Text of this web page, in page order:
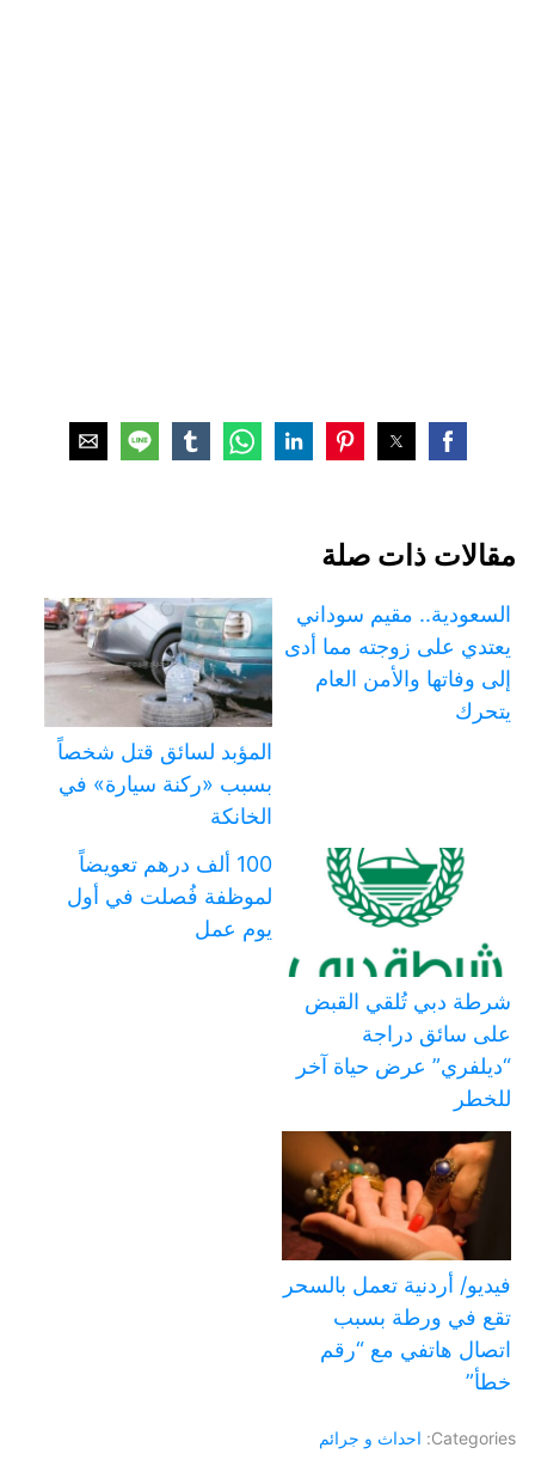
مقالات ذات صلة
السعودية.. مقيم سوداني
يعتدي على زوجته مما أدى
إلى وفاتها والأمن العام
يتحرك
المؤبد لسائق قتل شخصاً
بسبب «ركنة سيارة» في
الخانكة
شرطة دبي تُلقي القبض
على سائق دراجة
“ديلفري” عرض حياة آخر
للخطر
100 ألف درهم تعويضاً
لموظفة فُصلت في أول
يوم عمل
فيديو/ أردنية تعمل بالسحر
تقع في ورطة بسبب
اتصال هاتفي مع “رقم
خطأ”
Categories: احداث و جرائم